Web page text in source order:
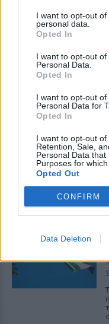
I want to opt-out
personal data.
Opted In
I want to opt-out
Personal Data.
Opted In
I want to opt-out
Personal Data for
Opted In
I want to opt-out of
Retention, Sale,
Personal Data
Purposes for
Opted Out
CONFIRM
Data Deletion
ΔΕΙΤΕ ΕΠΙΣΗΣ
ΣΤΗΝ ΙΔΙΑ